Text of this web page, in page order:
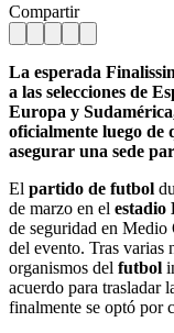
Compartir
La esperada
a las selecciones de
Europa y
oficialmente luego de
asegurar una sede
El partido de futbol
de marzo en el estadio
de seguridad en
del evento. Tras varias
organismos del futbol
acuerdo para trasladar
finalmente se optó por